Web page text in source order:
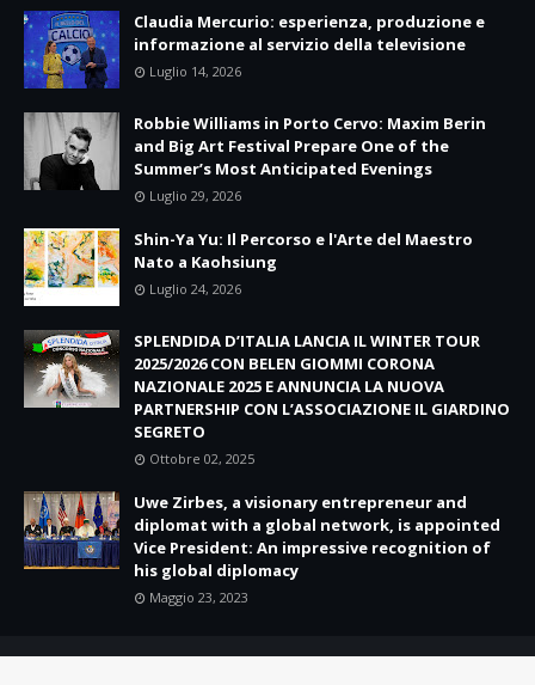
Claudia Mercurio: esperienza, produzione e
informazione al servizio della televisione
Luglio 14, 2026
Robbie Williams in Porto Cervo: Maxim Berin
and Big Art Festival Prepare One of the
Summer’s Most Anticipated Evenings
Luglio 29, 2026
Shin-Ya Yu: Il Percorso e l'Arte del Maestro
Nato a Kaohsiung
Luglio 24, 2026
SPLENDIDA D’ITALIA LANCIA IL WINTER TOUR
2025/2026 CON BELEN GIOMMI CORONA
NAZIONALE 2025 E ANNUNCIA LA NUOVA
PARTNERSHIP CON L’ASSOCIAZIONE IL GIARDINO
SEGRETO
Ottobre 02, 2025
Uwe Zirbes, a visionary entrepreneur and
diplomat with a global network, is appointed
Vice President: An impressive recognition of
his global diplomacy
Maggio 23, 2023